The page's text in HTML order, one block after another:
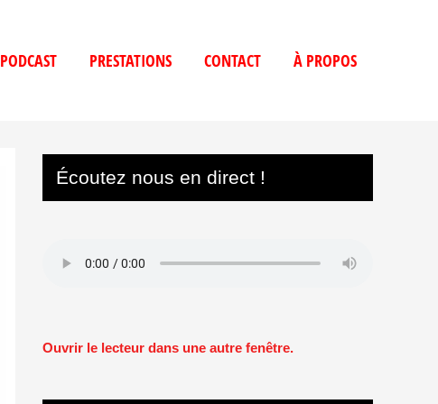
PODCAST PRESTATIONS CONTACT À PROPOS
Écoutez nous en direct !
Ouvrir le lecteur dans une autre fenêtre.